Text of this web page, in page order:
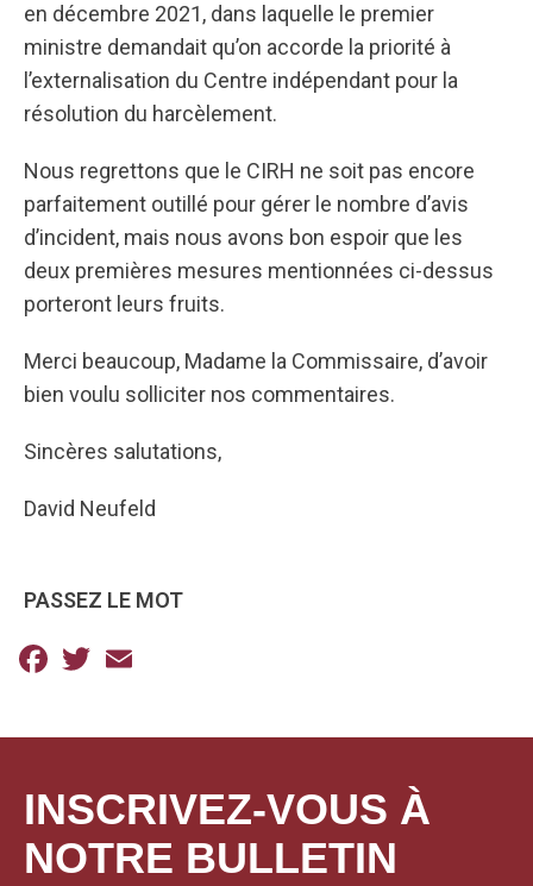
en décembre 2021, dans laquelle le premier
ministre demandait qu’on accorde la priorité à
l’externalisation du Centre indépendant pour la
résolution du harcèlement.
Nous regrettons que le CIRH ne soit pas encore
parfaitement outillé pour gérer le nombre d’avis
d’incident, mais nous avons bon espoir que les
deux premières mesures mentionnées ci-dessus
porteront leurs fruits.
Merci beaucoup, Madame la Commissaire, d’avoir
bien voulu solliciter nos commentaires.
Sincères salutations,
David Neufeld
PASSEZ LE MOT
Facebook
Twitter
INSCRIVEZ-VOUS À
NOTRE BULLETIN